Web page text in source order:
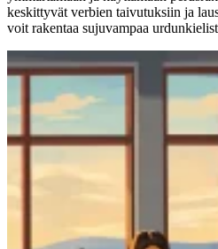
keskittyvät verbien taivutuksiin ja
voit rakentaa sujuvampaa